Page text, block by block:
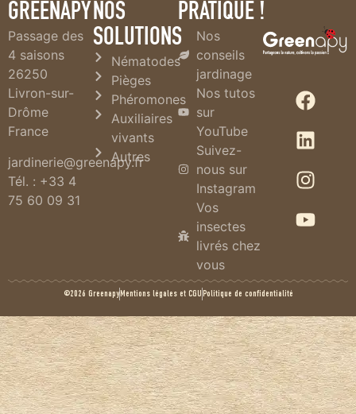
GREENAPY
Passage des
4 saisons
26250
Livron-sur-
Drôme
France
jardinerie@greenapy.fr
Tél. : +33 4
75 60 09 31
NOS
SOLUTIONS
Nématodes
Pièges
Phéromones
Auxiliaires
vivants
Autres
PRATIQUE !
Nos
conseils
jardinage
Nos tutos
sur
YouTube
Suivez-
nous sur
Instagram
Vos
insectes
livrés chez
vous
©2026 GreenapyMentions légales et CGUPolitique de confidentialité